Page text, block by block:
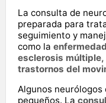
La consulta de
preparada para
seguimiento y
como la
esclerosis
trastornos del
Algunos
pequeños. La